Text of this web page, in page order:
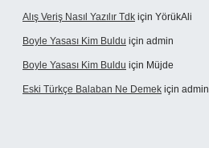
Alış Veriş Nasıl Yazılır Tdk için YörükAli
Boyle Yasası Kim Buldu için admin
Boyle Yasası Kim Buldu için Müjde
Eski Türkçe Balaban Ne Demek için admin